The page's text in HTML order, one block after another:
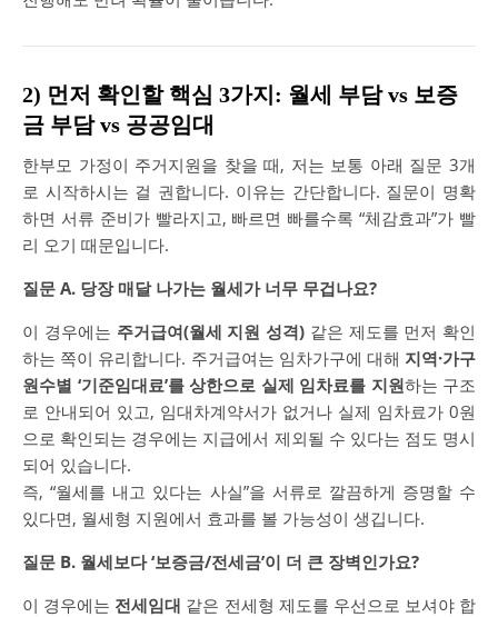
2) 먼저 확인할 핵심 3가지: 월세 부담 vs 보증
금 부담 vs 공공임대
한부모 가정이 주거지원을 찾을 때, 저는 보통 아래 질문 3개
로 시작하시는 걸 권합니다. 이유는 간단합니다. 질문이 명확
하면 서류 준비가 빨라지고, 빠르면 빠를수록 “체감효과”가 빨
리 오기 때문입니다.
질문 A. 당장 매달 나가는 월세가 너무 무겁나요?
이 경우에는 주거급여(월세 지원 성격) 같은 제도를 먼저 확인
하는 쪽이 유리합니다. 주거급여는 임차가구에 대해 지역·가구
원수별 ‘기준임대료’를 상한으로 실제 임차료를 지원하는 구조
로 안내되어 있고, 임대차계약서가 없거나 실제 임차료가 0원
으로 확인되는 경우에는 지급에서 제외될 수 있다는 점도 명시
되어 있습니다.
즉, “월세를 내고 있다는 사실”을 서류로 깔끔하게 증명할 수
있다면, 월세형 지원에서 효과를 볼 가능성이 생깁니다.
질문 B. 월세보다 ‘보증금/전세금’이 더 큰 장벽인가요?
이 경우에는 전세임대 같은 전세형 제도를 우선으로 보셔야 합